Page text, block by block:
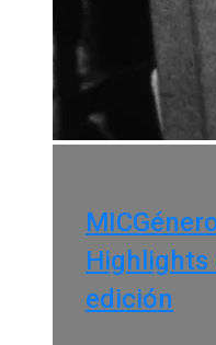
Highlights
edición